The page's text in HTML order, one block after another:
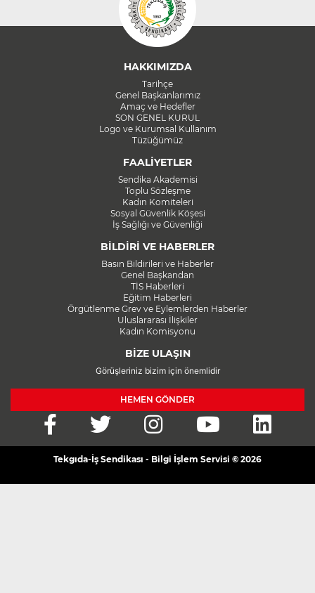
HAKKIMIZDA
Tarihçe
Genel Başkanlarımız
Amaç ve Hedefler
SON GENEL KURUL
Logo ve Kurumsal Kullanım
Tüzüğümüz
FAALİYETLER
Sendika Akademisi
Toplu Sözleşme
Kadın Komiteleri
Sosyal Güvenlik Köşesi
İş Sağlığı ve Güvenliği
BİLDİRİ VE HABERLER
Basın Bildirileri ve Haberler
Genel Başkandan
TİS Haberleri
Eğitim Haberleri
Örgütlenme Grev ve Eylemlerden Haberler
Uluslararası İlişkiler
Kadın Komisyonu
BİZE ULAŞIN
Görüşleriniz bizim için önemlidir
HEMEN GÖNDER
Tekgıda-İş Sendikası - Bilgi İşlem Servisi © 2026